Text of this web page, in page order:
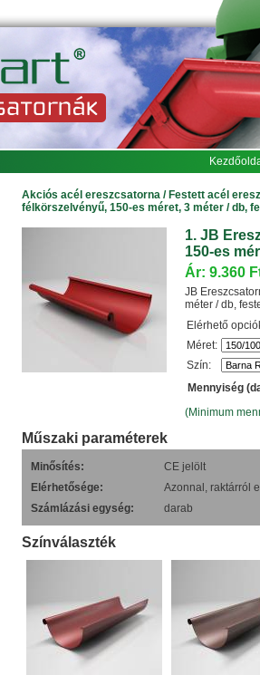
Akciós acél ereszcsatorna / Festett acél
félkörszelvényű, 150-es méret, 3 méter / db,
1. JB
150-es
Ár: 9.360
JB
méter / db,
Elérhető
Méret:
Szín:
Mennyiség
(Minimum
Műszaki paraméterek
Minősítés:
CE jelölt
Elérhetősége:
Azonnal, raktárról
Számlázási egység:
darab
Színválaszték